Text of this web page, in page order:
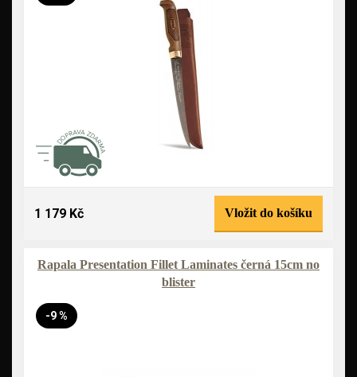
1 179 Kč Vložit do košíku
Rapala Presentation Fillet Laminates černá 15cm no
blister
-9 %